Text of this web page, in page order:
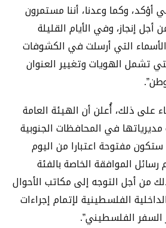
أؤكد، وكما وعدنا، أننا مستمرون
أجل إنجاز، وفي الأيام القليلة
التي أرسلت في الكشوفات
تشمل الهويات وتغيير العنوان
على ذلك، أُعلن أن الهيئة العامة
في المحافظات الجنوبية
مفتوحة اعتبارا من اليوم
لتسليم رسائل الموافقة الخاصة بالفئة
من أجل التوجه إلى مكاتب الأحوال
الفلسطينية لإتمام إجراءات
السفر الفلسطيني”.